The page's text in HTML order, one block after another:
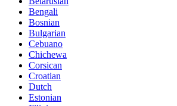
Bengali
Bosnian
Bulgarian
Cebuano
Chichewa
Corsican
Croatian
Dutch
Estonian